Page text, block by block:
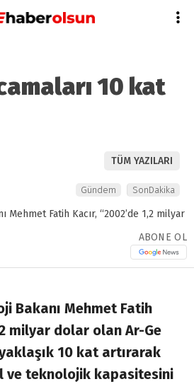
10 kat
TÜM YAZILARI
Gündem SonDakika
ABONE OL
Bakanı Mehmet Fatih
milyar dolar olan Ar-Ge
10 kat artırarak
ve teknolojik kapasitesini